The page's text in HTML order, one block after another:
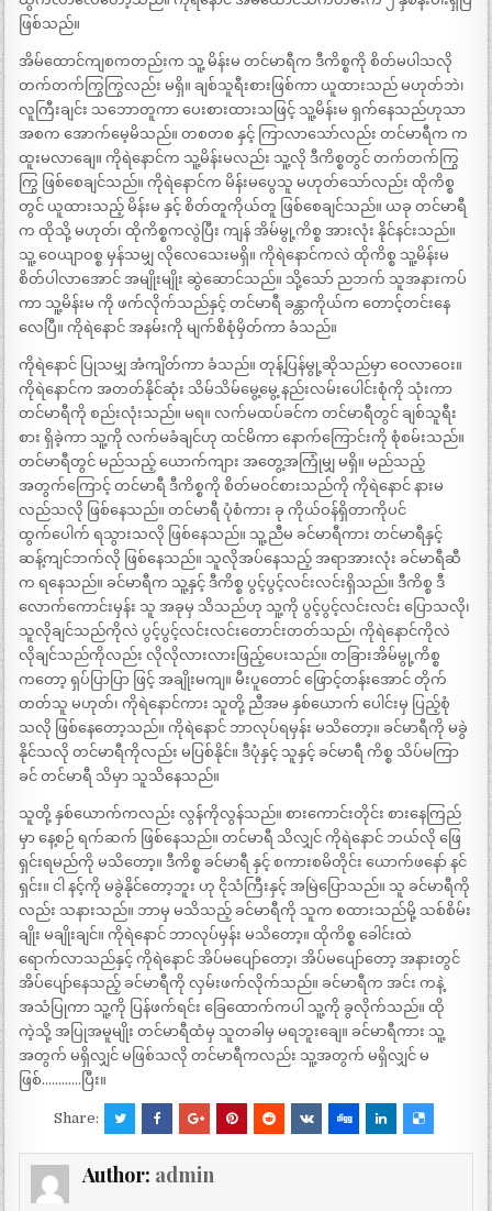
ဖြစ်သည်။
အိမ်ထောင်ကျစကတည်းက သူ့ မိန်းမ တင်မာရီက ဒီကိစ္စကို စိတ်မပါသလို
တက်တက်ကြွကြွလည်း မရှိ။ ချစ်သူရီးစားဖြစ်ကာ ယူထားသည် မဟုတ်ဘဲ၊
လူကြီးချင်း သဘောတူကာ ပေးစားထားသဖြင့် သူ့မိန်းမ ရှက်နေသည်ဟုသာ
အစက အောက်မေ့မိသည်။ တစတစ နှင့် ကြာလာသော်လည်း တင်မာရီက က
ထူးမလာချေ။ ကိုရဲနောင်က သူ့မိန်းမလည်း သူ့လို ဒီကိစ္စတွင် တက်တက်ကြွ
ကြွ ဖြစ်စေချင်သည်။ ကိုရဲနောင်က မိန်းမပွေသူ မဟုတ်သော်လည်း ထိုကိစ္စ
တွင် ယူထားသည့် မိန်းမ နှင့် စိတ်တူကိုယ်တူ ဖြစ်စေချင်သည်။ ယခု တင်မာရီ
က ထိုသို့ မဟုတ်၊ ထိုကိစ္စကလွဲပြီး ကျန် အိမ်မွု့ကိစ္စ အားလုံး နိုင်နင်းသည်။
သူ့ ဝေယျာဝစ္စ မှန်သမျှ လိုလေသေးမရှိ။ ကိုရဲနောင်ကလဲ ထိုကိစ္စ သူ့မိန်းမ
စိတ်ပါလာအောင် အမျိုးမျိုး ဆွဲဆောင်သည်။ သို့သော် ညဘက် သူအနားကပ်
ကာ သူ့မိန်းမ ကို ဖက်လိုက်သည်နှင့် တင်မာရီ ခန္တာကိုယ်က တောင့်တင်းနေ
လေပြီ။ ကိုရဲနောင် အနမ်းကို မျက်စိစုံမှိတ်ကာ ခံသည်။
ကိုရဲနောင် ပြုသမျှ အံကျိတ်ကာ ခံသည်။ တုန့်ပြန်မွု့ဆိုသည်မှာ ဝေလာဝေး။
ကိုရဲနောင်က အတတ်နိုင်ဆုံး သိမ်သိမ်မွေ့မွေ့ နည်းလမ်းပေါင်းစုံကို သုံးကာ
တင်မာရီကို စည်းလုံးသည်။ မရ။ လက်မထပ်ခင်က တင်မာရီတွင် ချစ်သူရီး
စား ရှိခဲ့ကာ သူ့ကို လက်မခံချင်ဟု ထင်မိကာ နောက်ကြောင်းကို စုံစမ်းသည်။
တင်မာရီတွင် မည်သည့် ယောက်ကျား အတွေ့အကြုံမျှ မရှိ။ မည်သည့်
အတွက်ကြောင့် တင်မာရီ ဒီကိစ္စကို စိတ်မဝင်စားသည်ကို ကိုရဲနောင် နားမ
လည်သလို ဖြစ်နေသည်။ တင်မာရီ ပုံစံကား ခု ကိုယ်ဝန်ရှိတာကိုပင်
ထွက်ပေါက် ရသွားသလို ဖြစ်နေသည်။ သူ့ညီမ ခင်မာရီကား တင်မာရီနှင့်
ဆန့်ကျင်ဘက်လို ဖြစ်နေသည်။ သူလိုအပ်နေသည့် အရာအားလုံး ခင်မာရီဆီ
က ရနေသည်။ ခင်မာရီက သူ့နှင့် ဒီကိစ္စ ပွင့်ပွင့်လင်းလင်းရှိသည်။ ဒီကိစ္စ ဒီ
လောက်ကောင်းမှန်း သူ အခုမှ သိသည်ဟု သူ့ကို ပွင့်ပွင့်လင်းလင်း ပြောသလို၊
သူလိုချင်သည်ကိုလဲ ပွင့်ပွင့်လင်းလင်းတောင်းတတ်သည်၊ ကိုရဲနောင်ကိုလဲ
လိုချင်သည်ကိုလည်း လိုလိုလားလားဖြည့်ပေးသည်။ တခြားအိမ်မွု့ကိစ္စ
ကတော့ ရှပ်ပြာပြာ ဖြင့် အချိုးမကျ။ မီးပူတောင် ဖြောင့်တန်းအောင် တိုက်
တတ်သူ မဟုတ်၊ ကိုရဲနောင်ကား သူတို့ ညီအမ နှစ်ယောက် ပေါင်းမှ ပြည့်စုံ
သလို ဖြစ်နေတော့သည်။ ကိုရဲနောင် ဘာလုပ်ရမှန်း မသိတော့။ ခင်မာရီကို မခွဲ
နိုင်သလို တင်မာရီကိုလည်း မပြစ်နိုင်။ ဒီပုံနှင့် သူနှင့် ခင်မာရီ ကိစ္စ သိပ်မကြာ
ခင် တင်မာရီ သိမှာ သူသိနေသည်။
သူတို့ နှစ်ယောက်ကလည်း လွန်ကိုလွန်သည်။ စားကောင်းတိုင်း စားနေကြည်
မှာ နေ့စဉ် ရက်ဆက် ဖြစ်နေသည်။ တင်မာရီ သိလျှင် ကိုရဲနောင် ဘယ်လို ဖြေ
ရှင်းရမည်ကို မသိတော့။ ဒီကိစ္စ ခင်မာရီ နှင့် စကားစမိတိုင်း ယောက်ဖနော် နင်
ရှင်း။ ငါ နင့်ကို မခွဲနိုင်တော့ဘူး ဟု ငိုသံကြီးနှင့် အမြဲပြောသည်။ သူ ခင်မာရီကို
လည်း သနားသည်။ ဘာမှ မသိသည့် ခင်မာရီကို သူက စထားသည်မို့ သစ်စိမ်း
ချိုး မချိုးချင်။ ကိုရဲနောင် ဘာလုပ်မှန်း မသိတော့။ ထိုကိစ္စ ခေါင်းထဲ
ရောက်လာသည်နှင့် ကိုရဲနောင် အိပ်မပျော်တော့၊ အိပ်မပျော်တော့ အနားတွင်
အိပ်ပျော်နေသည့် ခင်မာရီကို လှမ်းဖက်လိုက်သည်။ ခင်မာရီက အင်း ကနဲ့
အသံပြုကာ သူ့ကို ပြန်ဖက်ရင်း ခြေထောက်ကပါ သူ့ကို ခွလိုက်သည်။ ထို
ကဲ့သို့ အပြုအမူမျိုး တင်မာရီထံမှ သူတခါမှ မရဘူးချေ။ ခင်မာရီကား သူ့
အတွက် မရှိလျှင် မဖြစ်သလို တင်မာရီကလည်း သူ့အတွက် မရှိလျှင် မ
ဖြစ်…………ပြီး။
Share:
Author: admin